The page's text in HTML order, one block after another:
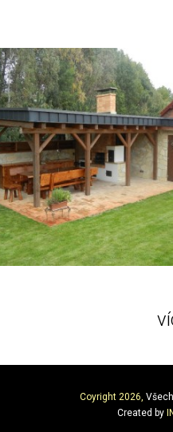
Coyright 2026,
Created by